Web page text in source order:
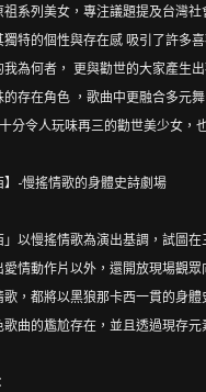
系列美女，專注議題提及台灣社
獨特的個性與存在感 吸引了許多
為何者， 更與勸世的大家產生
存在角色 ，歌曲中更融合多元
分令人玩味再三的勸世美少女，
】-慢搖情歌的身體史詩劇場
」以慢搖情歌為演出基調，試圖在
愛情動作片以外，還開放現場觀
歌，都將以黑狼那卡西一貫的身
曲的尷尬存在，並且透過現存元